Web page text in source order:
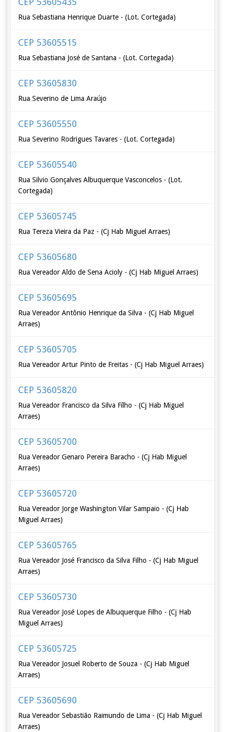
Rua Sebastiana Henrique Duarte - (Lot. Cortegada)
CEP 53605515
Rua Sebastiana José de Santana - (Lot. Cortegada)
CEP 53605830
Rua Severino de Lima Araújo
CEP 53605550
Rua Severino Rodrigues Tavares - (Lot. Cortegada)
CEP 53605540
Rua Silvio Gonçalves Albuquerque Vasconcelos - (Lot.
Cortegada)
CEP 53605745
Rua Tereza Vieira da Paz - (Cj Hab Miguel Arraes)
CEP 53605680
Rua Vereador Aldo de Sena Acioly - (Cj Hab Miguel Arraes)
CEP 53605695
Rua Vereador Antônio Henrique da Silva - (Cj Hab Miguel
Arraes)
CEP 53605705
Rua Vereador Artur Pinto de Freitas - (Cj Hab Miguel Arraes)
CEP 53605820
Rua Vereador Francisco da Silva Fílho - (Cj Hab Miguel
Arraes)
CEP 53605700
Rua Vereador Genaro Pereira Baracho - (Cj Hab Miguel
Arraes)
CEP 53605720
Rua Vereador Jorge Washington Vilar Sampaio - (Cj Hab
Miguel Arraes)
CEP 53605765
Rua Vereador José Francisco da Silva Filho - (Cj Hab Miguel
Arraes)
CEP 53605730
Rua Vereador José Lopes de Albuquerque Filho - (Cj Hab
Miguel Arraes)
CEP 53605725
Rua Vereador Josuel Roberto de Souza - (Cj Hab Miguel
Arraes)
CEP 53605690
Rua Vereador Sebastião Raimundo de Lima - (Cj Hab Miguel
Arraes)